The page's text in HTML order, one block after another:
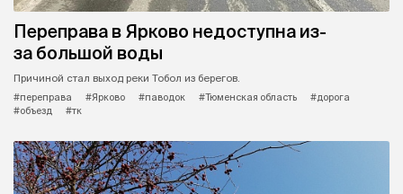
Переправа в Ярково недоступна из-
за большой воды
Причиной стал выход реки Тобол из берегов.
#переправа
#Ярково #паводок #Тюменская область
#дорога
#объезд
#тк